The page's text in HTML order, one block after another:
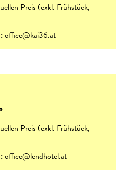
Preis (exkl. Frühstück,
office@kai36.at
Preis (exkl. Frühstück,
office@lendhotel.at